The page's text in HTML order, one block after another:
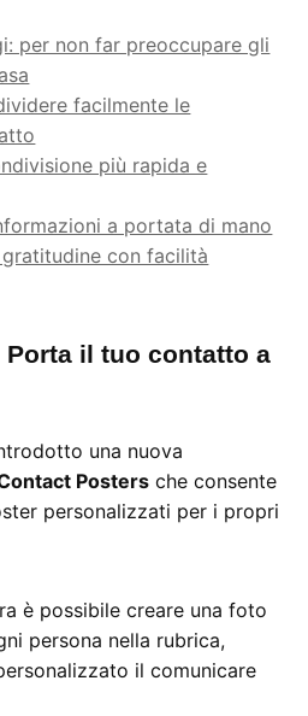
per non far preoccupare gli
facilmente le
più rapida e
a portata di mano
con facilità
il tuo contatto a
una nuova
Posters che consente
personalizzati per i propri
è possibile creare una foto
persona nella rubrica,
il comunicare